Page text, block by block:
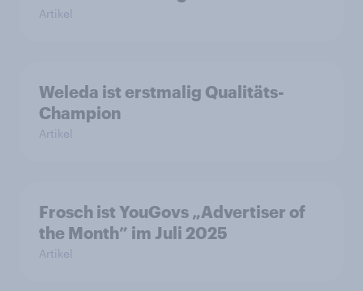
Artikel
Weleda ist erstmalig Qualitäts-
Champion
Artikel
Frosch ist YouGovs „Advertiser of
the Month” im Juli 2025
Artikel